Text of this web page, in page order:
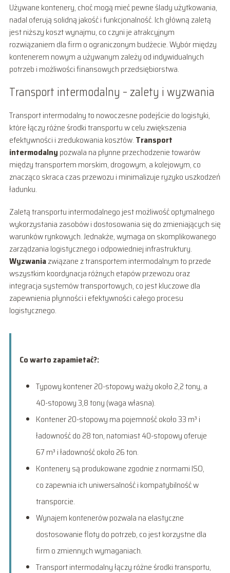
Używane kontenery, choć mogą mieć pewne ślady użytkowania,
nadal oferują solidną jakość i funkcjonalność. Ich główną zaletą
jest niższy koszt wynajmu, co czyni je atrakcyjnym
rozwiązaniem dla firm o ograniczonym budżecie. Wybór między
kontenerem nowym a używanym zależy od indywidualnych
potrzeb i możliwości finansowych przedsiębiorstwa.
Transport intermodalny – zalety i wyzwania
Transport intermodalny to nowoczesne podejście do logistyki,
które łączy różne środki transportu w celu zwiększenia
efektywności i zredukowania kosztów. Transport
intermodalny pozwala na płynne przechodzenie towarów
między transportem morskim, drogowym, a kolejowym, co
znacząco skraca czas przewozu i minimalizuje ryzyko uszkodzeń
ładunku.
Zaletą transportu intermodalnego jest możliwość optymalnego
wykorzystania zasobów i dostosowania się do zmieniających się
warunków rynkowych. Jednakże, wymaga on skomplikowanego
zarządzania logistycznego i odpowiedniej infrastruktury.
Wyzwaniazwiązane z transportem intermodalnym to przede
wszystkim koordynacja różnych etapów przewozu oraz
integracja systemów transportowych, co jest kluczowe dla
zapewnienia płynności i efektywności całego procesu
logistycznego.
Co warto zapamietać?:
Typowy kontener 20-stopowy waży około 2,2 tony, a
40-stopowy 3,8 tony (waga własna).
Kontener 20-stopowy ma pojemność około 33 m³ i
ładowność do 28 ton, natomiast 40-stopowy oferuje
67 m³ i ładowność około 26 ton.
Kontenery są produkowane zgodnie z normami ISO,
co zapewnia ich uniwersalność i kompatybilność w
transporcie.
Wynajem kontenerów pozwala na elastyczne
dostosowanie floty do potrzeb, co jest korzystne dla
firm o zmiennych wymaganiach.
Transport intermodalny łączy różne środki transportu,